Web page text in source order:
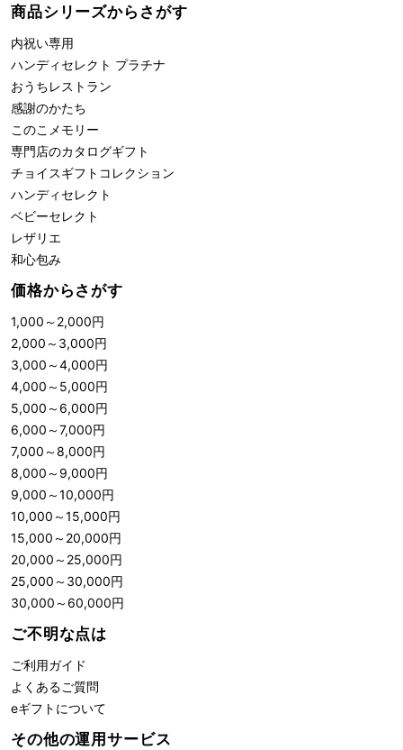
商品シリーズからさがす
内祝い専用
ハンディセレクト プラチナ
おうちレストラン
感謝のかたち
このこメモリー
専門店のカタログギフト
チョイスギフトコレクション
ハンディセレクト
ベビーセレクト
レザリエ
和心包み
価格からさがす
1,000 ～ 2,000円
2,000 ～ 3,000円
3,000 ～4,000円
4,000 ～ 5,000円
5,000 ～ 6,000円
6,000 ～7,000円
7,000 ～8,000円
8,000 ～ 9,000円
9,000 ～10,000円
10,000 ～15,000円
15,000 ～ 20,000円
20,000 ～ 25,000円
25,000 ～ 30,000円
30,000 ～ 60,000円
ご不明な点は
ご利用ガイド
よくあるご質問
eギフトについて
その他の運用サービス